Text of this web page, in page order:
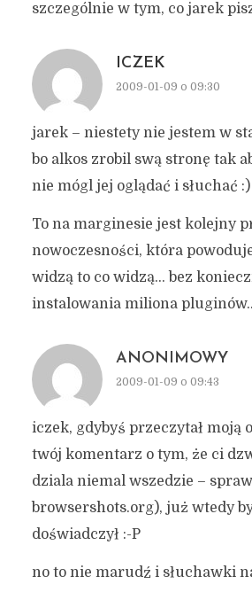
szczególnie w tym, co jarek
ICZEK
2009-01-09 o 09:30
jarek – niestety nie jestem w
bo alkos zrobil swą stronę tak
nie mógl jej oglądać i słuchać :)
To na marginesie jest kolejny
nowoczesności, która
widzą to co widzą… bez
instalowania miliona
ANONIMOWY
2009-01-09 o 09:43
iczek, gdybyś przeczytał moją
twój komentarz o tym, że ci
dziala niemal wszedzie –
browsershots.org), już wtedy
doświadczył :-P
no to nie marudź i słuchawki